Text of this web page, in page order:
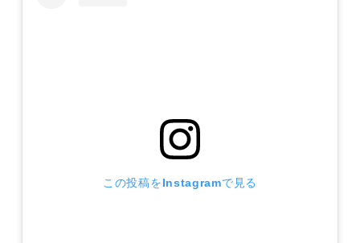
この投稿をInstagramで見る